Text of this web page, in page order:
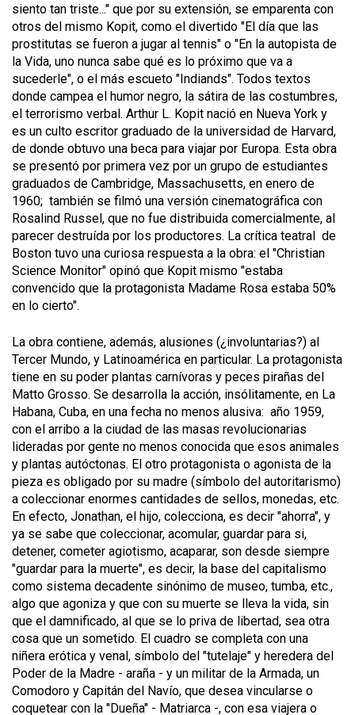
siento tan triste..." que por su extensión, se emparenta con
otros del mismo Kopit, como el divertido "El día que las
prostitutas se fueron a jugar al tennis" o "En la autopista de
la Vida, uno nunca sabe qué es lo próximo que va a
sucederle", o el más escueto "Indiands". Todos textos
donde campea el humor negro, la sátira de las costumbres,
el terrorismo verbal. Arthur L. Kopit nació en Nueva York y
es un culto escritor graduado de la universidad de Harvard,
de donde obtuvo una beca para viajar por Europa. Esta obra
se presentó por primera vez por un grupo de estudiantes
graduados de Cambridge, Massachusetts, en enero de
1960; también se filmó una versión cinematográfica con
Rosalind Russel, que no fue distribuida comercialmente, al
parecer destruída por los productores. La crítica teatral de
Boston tuvo una curiosa respuesta a la obra: el "Christian
Science Monitor" opinó que Kopit mismo "estaba
convencido que la protagonista Madame Rosa estaba 50%
en lo cierto".
La obra contiene, además, alusiones (¿involuntarias?) al
Tercer Mundo, y Latinoamérica en particular. La protagonista
tiene en su poder plantas carnívoras y peces pirañas del
Matto Grosso. Se desarrolla la acción, insólitamente, en La
Habana, Cuba, en una fecha no menos alusiva: año 1959,
con el arribo a la ciudad de las masas revolucionarias
lideradas por gente no menos conocida que esos animales
y plantas autóctonas. El otro protagonista o agonista de la
pieza es obligado por su madre (símbolo del autoritarismo)
a coleccionar enormes cantidades de sellos, monedas, etc.
En efecto, Jonathan, el hijo, colecciona, es decir "ahorra", y
ya se sabe que coleccionar, acomular, guardar para si,
detener, cometer agiotismo, acaparar, son desde siempre
"guardar para la muerte", es decir, la base del capitalismo
como sistema decadente sinónimo de museo, tumba, etc.,
algo que agoniza y que con su muerte se lleva la vida, sin
que el damnificado, al que se lo priva de libertad, sea otra
cosa que un sometido. El cuadro se completa con una
niñera erótica y venal, símbolo del "tutelaje" y heredera del
Poder de la Madre - araña - y un militar de la Armada, un
Comodoro y Capitán del Navío, que desea vincularse o
coquetear con la "Dueña" - Matriarca -, con esa viajera o